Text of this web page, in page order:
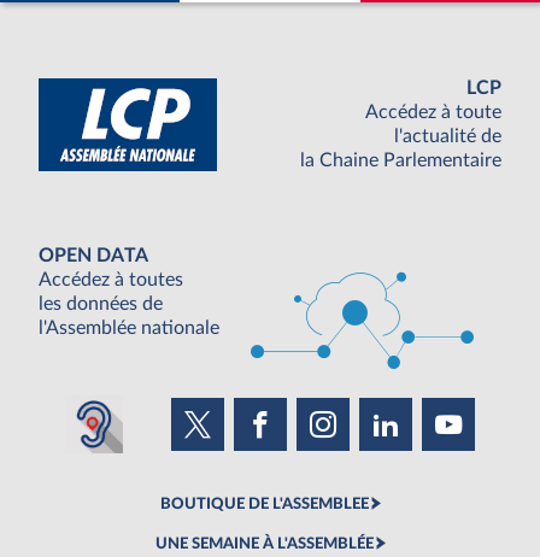
LCP
Accédez à toute
l'actualité de
la Chaine Parlementaire
OPEN DATA
Accédez à toutes
les données de
l'Assemblée nationale
BOUTIQUE DE L'ASSEMBLEE
UNE SEMAINE À L'ASSEMBLÉE